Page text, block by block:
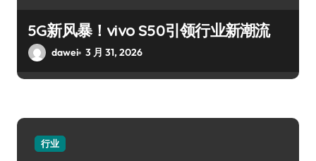
5G新风暴！vivo S50引领行业新潮流
dawei 3 月 31, 2026
行业